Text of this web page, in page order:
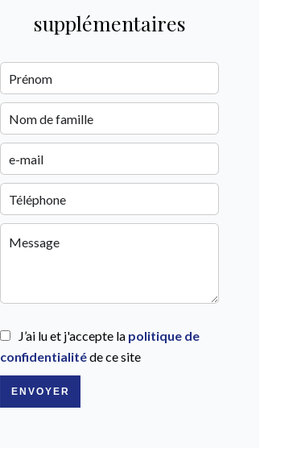
supplémentaires
J’ai lu et j'accepte la politique de
confidentialitéde ce site
ENVOYER